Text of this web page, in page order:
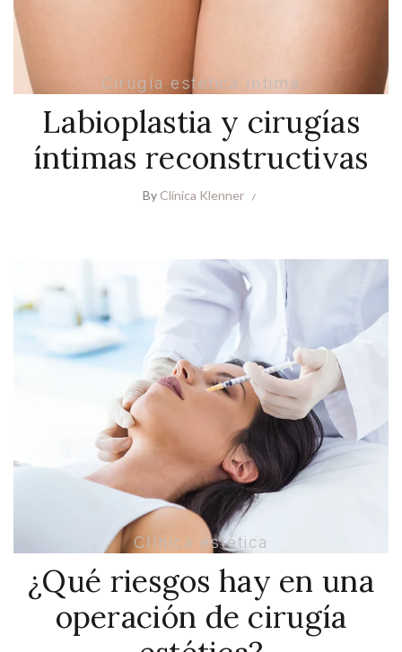
Cirugía estética íntima
Labioplastia y cirugías
íntimas reconstructivas
By Clínica Klenner
Clínica estética
¿Qué riesgos hay en una
operación de cirugía